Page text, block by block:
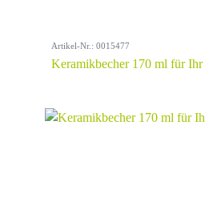
Artikel-Nr.: 0015477
Keramikbecher 170 ml für